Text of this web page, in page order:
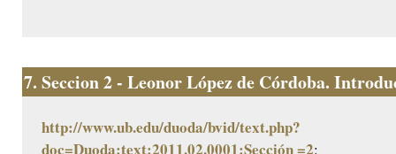
7. Seccion 2 - Leonor López de Córdoba.
http://www.ub.edu/duoda/bvid/text.php?
doc=Duoda:text:2011.02.0001:Sección =2: